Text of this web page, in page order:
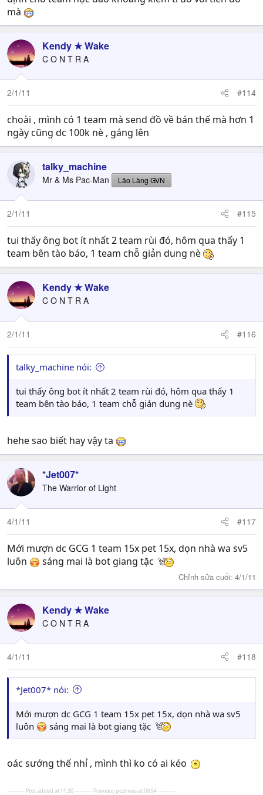
mà
Kendy ★ Wake
C O N T R A
2/1/11 #114
choài , mình có 1 team mà send đồ về bán thế mà hơn 1
ngày cũng dc 100k nè , gáng lên
talky_machine
Mr & Ms Pac-Man Lão Làng GVN
2/1/11 #115
tui thấy ông bot ít nhất 2 team rùi đó, hôm qua thấy 1
team bên tào báo, 1 team chỗ giản dung nè
Kendy ★ Wake
C O N T R A
2/1/11 #116
talky_machine nói:
tui thấy ông bot ít nhất 2 team rùi đó, hôm qua thấy 1
team bên tào báo, 1 team chỗ giản dung nè
hehe sao biết hay vậy ta
*Jet007*
The Warrior of Light
4/1/11 #117
Mới mượn dc GCG 1 team 15x pet 15x, dọn nhà wa sv5
luôn
sáng mai là bot giang tặc
Chỉnh sửa cuối: 4/1/11
Kendy ★ Wake
C O N T R A
4/1/11 #118
*Jet007* nói:
Mới mượn dc GCG 1 team 15x pet 15x, dọn nhà wa sv5
luôn
sáng mai là bot giang tặc
oác sướng thế nhỉ , mình thì ko có ai kéo
---------- Post added at 11:30 ---------- Previous post was at 09:54 ----------